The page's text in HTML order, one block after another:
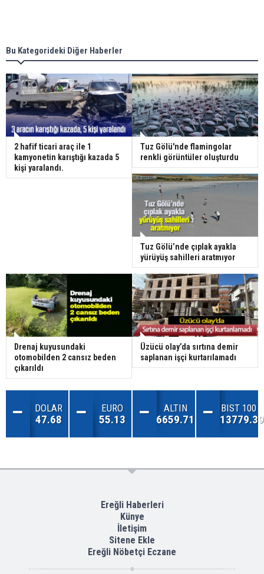
Bu Kategorideki Diğer Haberler
2 hafif ticari araç ile 1
kamyonetin karıştığı kazada 5
kişi yaralandı.
Tuz Gölü'nde flamingolar
renkli görüntüler oluşturdu
Tuz Gölü’nde çıplak ayakla
yürüyüş sahilleri aratmıyor
Drenaj kuyusundaki
otomobilden 2 cansız beden
çıkarıldı
Üzücü olay’da sırtına demir
saplanan işçi kurtarılamadı
DOLAR
47.68
EURO
55.13
ALTIN
6659.71
BIST 100
13779.39
Ereğli Haberleri
Künye
İletişim
Sitene Ekle
Ereğli Nöbetçi Eczane